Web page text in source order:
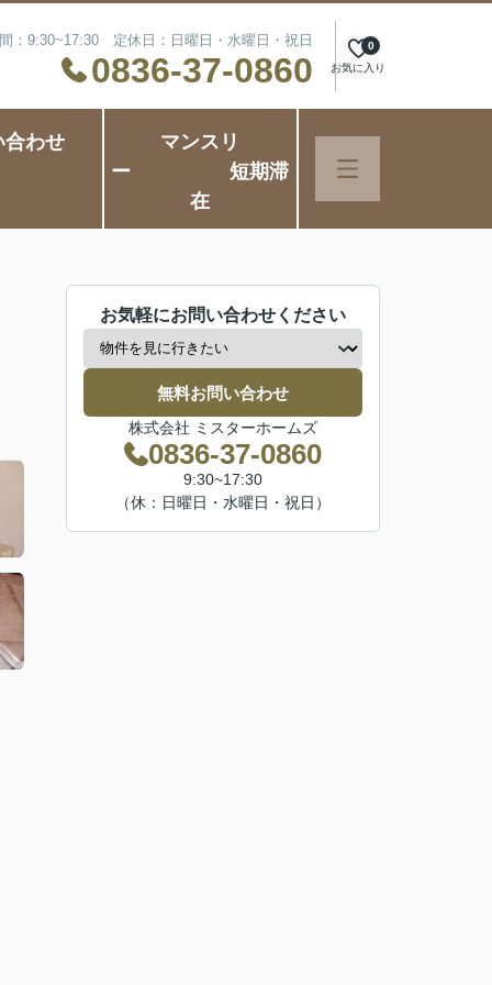
：9:30~17:30 定休日：日曜日・水曜日・祝日
0836-37-0860 お気に入り
0
合わせ
マンスリ
ー 短期滞
在
お気軽にお問い合わせください
無料お問い合わせ
株式会社 ミスターホームズ
0836-37-0860
9:30~17:30
（休：日曜日・水曜日・祝日）